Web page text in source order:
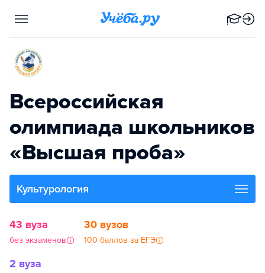
Всероссийская
олимпиада школьников
«Высшая проба»
Культурология
43 вуза
без экзаменов
30 вузов
100 баллов за ЕГЭ
2 вуза